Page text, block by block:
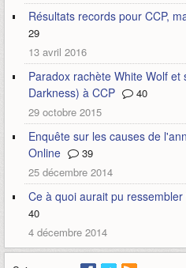
Résultats records pour CCP,
29
13 avril 2016
Paradox rachète White Wolf et
Darkness) à CCP
40
29 octobre 2015
Enquête sur les causes de
Online
39
25 décembre 2014
Ce à quoi aurait pu
40
4 décembre 2014